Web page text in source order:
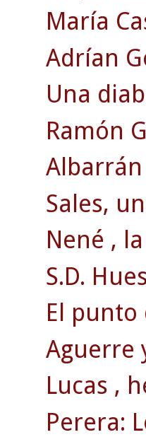
María
Adrían
Una
Ramón
Sales,
Nené ,
S.D.
El punto
Aguerre
Lucas ,
Perera: